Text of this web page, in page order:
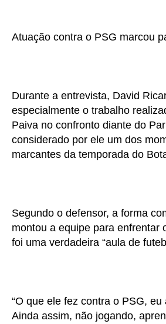
Atuação contra o PSG marcou
Durante a entrevista, David
especialmente o trabalho
Paiva no confronto diante do
considerado por ele um dos
marcantes da temporada do
Segundo o defensor, a forma
montou a equipe para enfrentar
foi uma verdadeira “aula de
“O que ele fez contra o PSG,
Ainda assim, não jogando,